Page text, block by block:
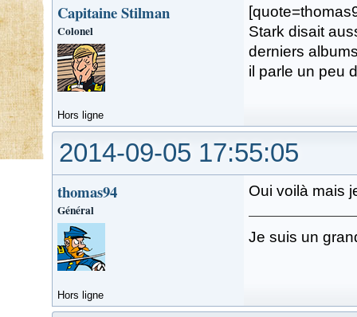
Capitaine Stilman
Colonel
Stark disait
derniers
il parle un peu
Hors ligne
2014-09-05 17:55:05
thomas94
Général
Oui voilà mais
Je suis un
Hors ligne